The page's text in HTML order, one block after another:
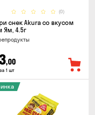
(0)
снек Akura со вкусом
Ям, 4.5г
,00
1 шт